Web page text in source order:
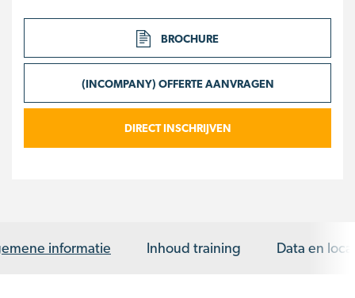
BROCHURE
(INCOMPANY) OFFERTE AANVRAGEN
DIRECT INSCHRIJVEN
informatie Inhoud training Data en